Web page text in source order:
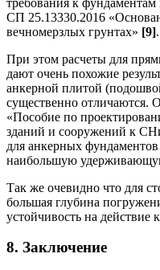
СП 25.13330.2016
вечномерзлых грунтах» [9].
При этом расчеты для
дают очень похожие
анкерной плитой
существенно отличаются.
«Пособие по
зданий и сооружений к
для анкерных
наибольшую
Так же очевидно что для
большая глубина
устойчивость на действие
8. Заключение